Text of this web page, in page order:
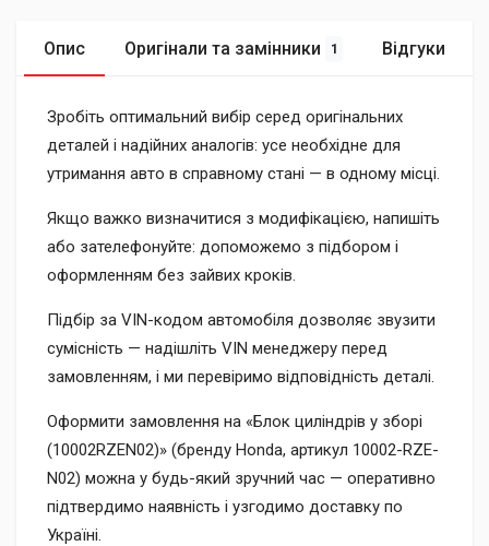
Опис Оригінали та замінники 1 Відгуки
Зробіть оптимальний вибір серед оригінальних
деталей і надійних аналогів: усе необхідне для
утримання авто в справному стані — в одному місці.
Якщо важко визначитися з модифікацією, напишіть
або зателефонуйте: допоможемо з підбором і
оформленням без зайвих кроків.
Підбір за VIN-кодом автомобіля дозволяє звузити
сумісність — надішліть VIN менеджеру перед
замовленням, і ми перевіримо відповідність деталі.
Оформити замовлення на «Блок циліндрів у зборі
(10002RZEN02)» (бренду Honda, артикул 10002-RZE-
N02) можна у будь-який зручний час — оперативно
підтвердимо наявність і узгодимо доставку по
Україні.